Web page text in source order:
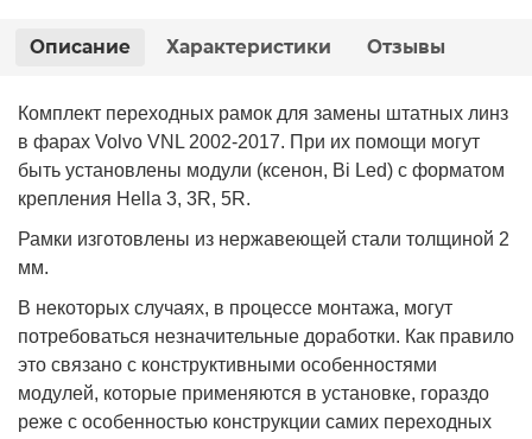
Описание Характеристики Отзывы
Комплект переходных рамок для замены штатных линз
в фарах Volvo VNL 2002-2017. При их помощи могут
быть установлены модули (ксенон, Bi Led) с форматом
крепления Hella 3, 3R, 5R.
Рамки изготовлены из нержавеющей стали толщиной 2
мм.
В некоторых случаях, в процессе монтажа, могут
потребоваться незначительные доработки. Как правило
это связано с конструктивными особенностями
модулей, которые применяются в установке, гораздо
реже с особенностью конструкции самих переходных